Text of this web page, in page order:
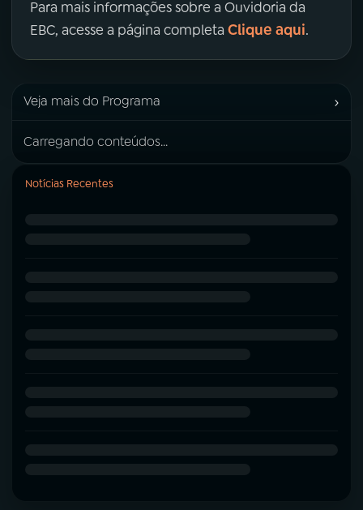
Para mais informações sobre a Ouvidoria da
EBC, acesse a página completa Clique aqui.
Veja mais do Programa ›
Carregando conteúdos...
Notícias Recentes